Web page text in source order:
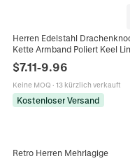
Herren Edelstahl
Kette Armband Poliert Keel
Punk Stil Schmuck Mehrfarbig
$7.11-9.96
Keine MOQ · 13 kürzlich verkauft
Kostenloser Versand
Retro Herren Mehrlagige